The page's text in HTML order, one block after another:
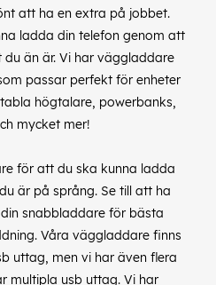
att ha en extra på jobbet.
ladda din telefon genom att
än är. Vi har väggladdare
passar perfekt för enheter
högtalare, powerbanks,
mycket mer!
för att du ska kunna ladda
är på språng. Se till att ha
snabbladdare för bästa
Våra väggladdare finns
uttag, men vi har även flera
multipla usb uttag. Vi har